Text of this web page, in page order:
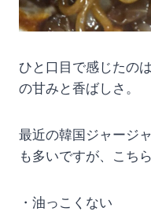
ひと口目で感じたの
の甘みと香ばしさ。
最近の韓国ジャージ
も多いですが、こち
・油っこくない